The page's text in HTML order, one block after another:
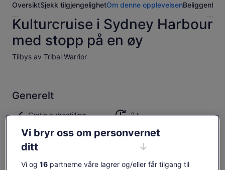
OversiktSjekk tilgjengelighetOm denne opplevelsenBeliggenhet
Kulturcruise i Sydney Harbour
med stopp på en øy
Tilbys av Tribal Warrior
Generelt
Gratis avbestilling
2 t
Mobilkupong Umiddelbar bekreftelse
Oversikt
Vi bryr oss om personvernet
ditt
Vi og 16partnerne våre lagrer og/eller får tilgang til